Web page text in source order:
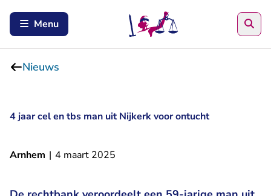
Menu
Nieuws
4 jaar cel en tbs man uit Nijkerk voor ontucht
Arnhem | 4 maart 2025